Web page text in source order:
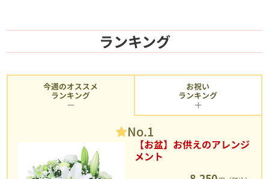
ランキング
今週のオススメ
ランキング
No.1
【お盆】お供えのアレンジ
メント
お祝い
ランキング